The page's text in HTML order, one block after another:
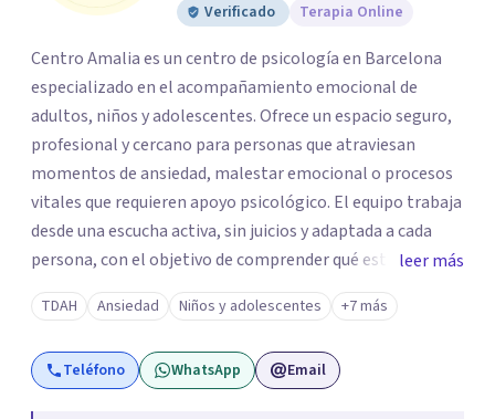
Verificado
Terapia Online
Centro Amalia es un centro de psicología en Barcelona
especializado en el acompañamiento emocional de
adultos, niños y adolescentes. Ofrece un espacio seguro,
profesional y cercano para personas que atraviesan
momentos de ansiedad, malestar emocional o procesos
vitales que requieren apoyo psicológico. El equipo trabaja
desde una escucha activa, sin juicios y adaptada a cada
persona, con el objetivo de comprender qué está
ocurriendo y facilitar herramientas para avanzar con
mayor equilibrio y bienestar. La intervención se realiza en
un entorno confidencial y tranquilo, cuidando el ritmo y
las necesidades de cada proceso terapéutico. En Centro
leer más
TDAH Ansiedad Niños y adolescentes +7 más
Teléfono WhatsApp Email